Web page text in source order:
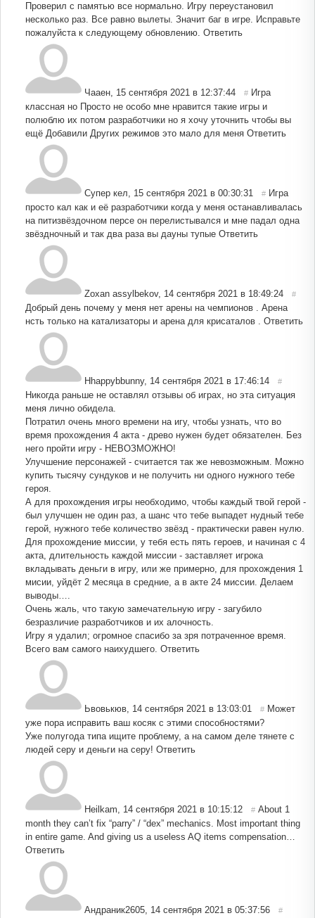
Проверил с памятью все нормально. Игру переустановил
несколько раз. Все равно вылеты. Значит баг в игре. Исправьте
пожалуйста к следующему обновлению. Ответить
Чааен, 15 сентября 2021 в 12:37:44 # Игра
классная но Просто не особо мне нравится такие игры и
полюблю их потом разработчики но я хочу уточнить чтобы вы
ещё Добавили Других режимов это мало для меня Ответить
Супер кел, 15 сентября 2021 в 00:30:31 # Игра
просто кал как и её разработчики когда у меня останавливалась
на питизвёздочном персе он перелистывался и мне падал одна
звёздночный и так два раза вы дауны тупые Ответить
Zoxan assylbekov, 14 сентября 2021 в 18:49:24 #
Добрый день почему у меня нет арены на чемпионов . Арена
нсть только на катализаторы и арена для крисаталов . Ответить
Hhappybbunny, 14 сентября 2021 в 17:46:14 #
Никогда раньше не оставлял отзывы об играх, но эта ситуация
меня лично обидела.
Потратил очень много времени на игу, чтобы узнать, что во
время прохождения 4 акта - древо нужен будет обязателен. Без
него пройти игру - НЕВОЗМОЖНО!
Улучшение персонажей - считается так же невозможным. Можно
купить тысячу сундуков и не получить ни одного нужного тебе
героя.
А для прохождения игры необходимо, чтобы каждый твой герой -
был улучшен не один раз, а шанс что тебе выпадет нудный тебе
герой, нужного тебе количество звёзд - практически равен нулю.
Для прохождение миссии, у тебя есть пять героев, и начиная с 4
акта, длительность каждой миссии - заставляет игрока
вкладывать деньги в игру, или же примерно, для прохождения 1
мисии, уйдёт 2 месяца в средние, а в акте 24 миссии. Делаем
выводы….
Очень жаль, что такую замечательную игру - загубило
безразличие разработчиков и их алочность.
Игру я удалил; огромное спасибо за зря потраченное время.
Всего вам самого наихудшего. Ответить
Ьвовькюв, 14 сентября 2021 в 13:03:01 # Может
уже пора исправить ваш косяк с этими способностями?
Уже полугода типа ищите проблему, а на самом деле тянете с
людей серу и деньги на серу! Ответить
Heilkam, 14 сентября 2021 в 10:15:12 # About 1
month they can’t fix “parry” / “dex” mechanics. Most important thing
in entire game. And giving us a useless AQ items compensation…
Ответить
Андраник2605, 14 сентября 2021 в 05:37:56 #